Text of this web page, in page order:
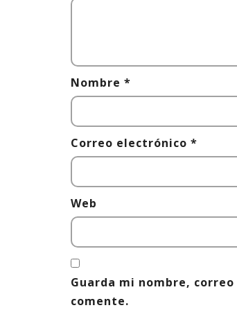
Nombre *
Correo electrónico *
Web
Guarda mi nombre,
comente.